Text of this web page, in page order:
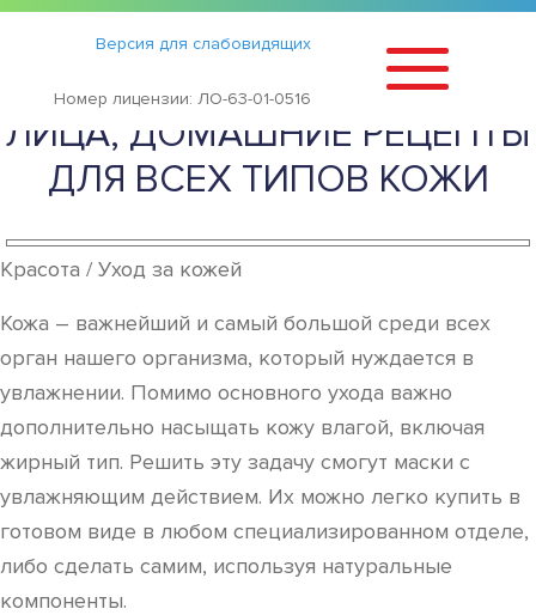
Версия для слабовидящих
Номер лицензии: ЛО-63-01-0516
Статьи ›
УВЛАЖНЯЮЩИЕ МАСКИ ДЛЯ
ЛИЦА, ДОМАШНИЕ РЕЦЕПТЫ
ДЛЯ ВСЕХ ТИПОВ КОЖИ
Красота / Уход за кожей
Кожа – важнейший и самый большой среди всех
орган нашего организма, который нуждается в
увлажнении. Помимо основного ухода важно
дополнительно насыщать кожу влагой, включая
жирный тип. Решить эту задачу смогут маски с
увлажняющим действием. Их можно легко купить в
готовом виде в любом специализированном отделе,
либо сделать самим, используя натуральные
компоненты.